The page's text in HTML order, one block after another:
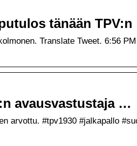
tänään
Translate Tweet. 6:56 PM
avausvastustaja …
arvottu. #tpv1930 #jalkapallo